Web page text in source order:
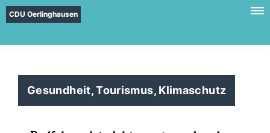
CDU Oerlinghausen
Gesundheit, Tourismus, Klimaschutz